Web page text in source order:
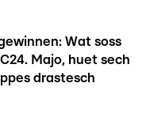
Wat soss
Majo, huet sech
drastesch